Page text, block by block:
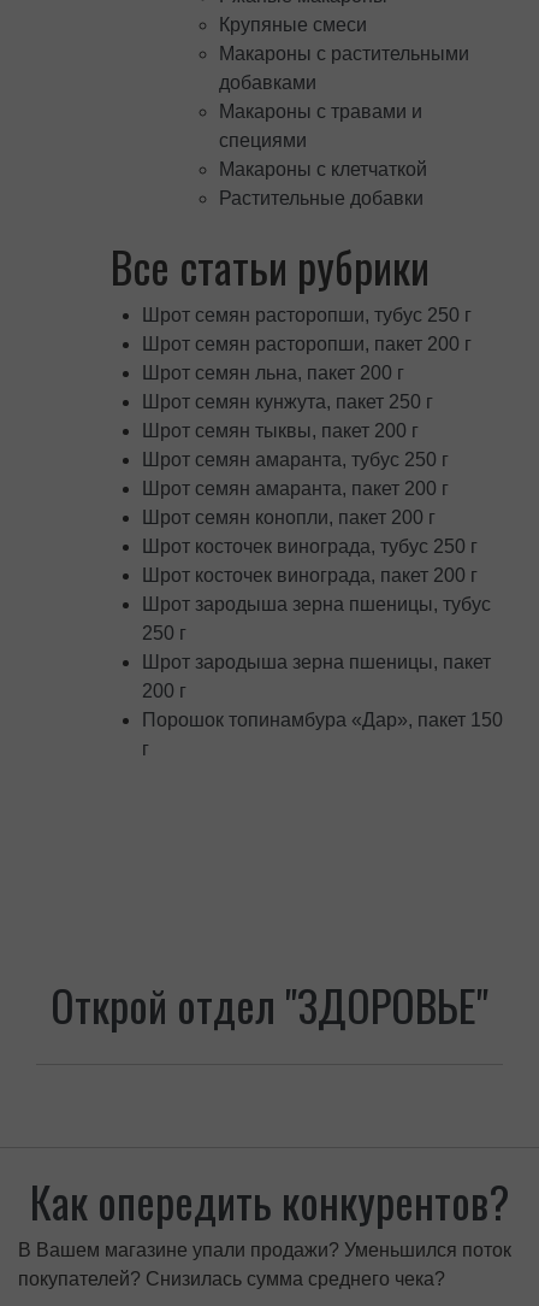
Крупяные смеси
Макароны с растительными
добавками
Макароны с травами и
специями
Макароны с клетчаткой
Растительные добавки
Все статьи рубрики
Шрот семян расторопши, тубус 250 г
Шрот семян расторопши, пакет 200 г
Шрот семян льна, пакет 200 г
Шрот семян кунжута, пакет 250 г
Шрот семян тыквы, пакет 200 г
Шрот семян амаранта, тубус 250 г
Шрот семян амаранта, пакет 200 г
Шрот семян конопли, пакет 200 г
Шрот косточек винограда, тубус 250 г
Шрот косточек винограда, пакет 200 г
Шрот зародыша зерна пшеницы, тубус
250 г
Шрот зародыша зерна пшеницы, пакет
200 г
Порошок топинамбура «Дар», пакет 150
г
Открой отдел "ЗДОРОВЬЕ"
Как опередить конкурентов?
В Вашем магазине упали продажи? Уменьшился поток
покупателей? Снизилась сумма среднего чека?